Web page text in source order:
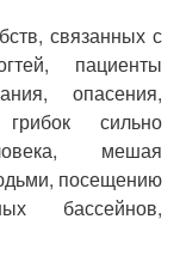
связанных с
пациенты
опасения,
сильно
мешая
посещению
бассейнов,